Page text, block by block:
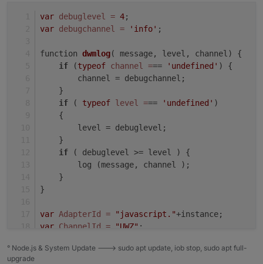
sich ja der Typ geändert hat.
! CU
var debuglevel = 4;
var debugchannel = 'info' ;
function dwmlog( message, level, channel)
{
if (typeof channel === 'undefined' ) {
        channel = debugchannel;
    }
if ( typeof level === 'undefined' )
    {
        level = debuglevel;
    }
if ( debuglevel >= level ) {
        log (message, channel );
    }
}
var AdapterId = "javascript."+instance;
var ChannelId = "UWZ" ;
var forceInitStates = false;
° Node.js & System Update ---> sudo apt update, iob stop, sudo apt full-
upgrade